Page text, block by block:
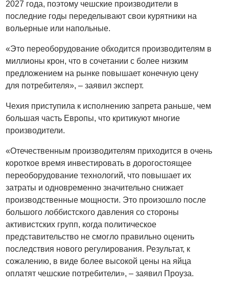
2027 года, поэтому чешские производители в
последние годы переделывают свои курятники на
вольерные или напольные.
«Это переоборудование обходится производителям в
миллионы крон, что в сочетании с более низким
предложением на рынке повышает конечную цену
для потребителя», – заявил эксперт.
Чехия приступила к исполнению запрета раньше, чем
большая часть Европы, что критикуют многие
производители.
«Отечественным производителям приходится в очень
короткое время инвестировать в дорогостоящее
переоборудование технологий, что повышает их
затраты и одновременно значительно снижает
производственные мощности. Это произошло после
большого лоббистского давления со стороны
активистских групп, когда политическое
представительство не смогло правильно оценить
последствия нового регулирования. Результат, к
сожалению, в виде более высокой цены на яйца
оплатят чешские потребители», – заявил Проуза.